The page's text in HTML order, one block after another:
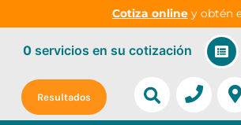
Cotiza onliney obtén el
0servicios en su cotización
Resultados